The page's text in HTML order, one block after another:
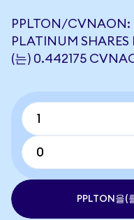
PPLTON/CVNAON:
PLATINUM SHARES
(는) 0.442175
PPLTON을(